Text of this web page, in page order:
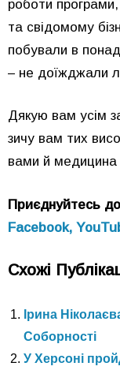
роботи
та свідомому
побували в
– не доїжджали
Дякую вам усім
зичу вам тих
вами й медицина
Приєднуйтесь
Facebook,
Схожі
Ірина
Соборності
У Херсоні